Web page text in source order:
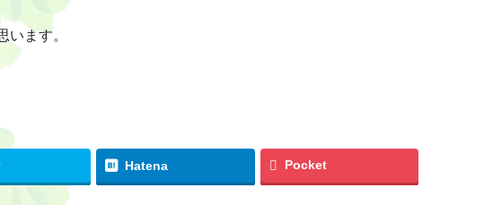
います。
Hatena Pocket